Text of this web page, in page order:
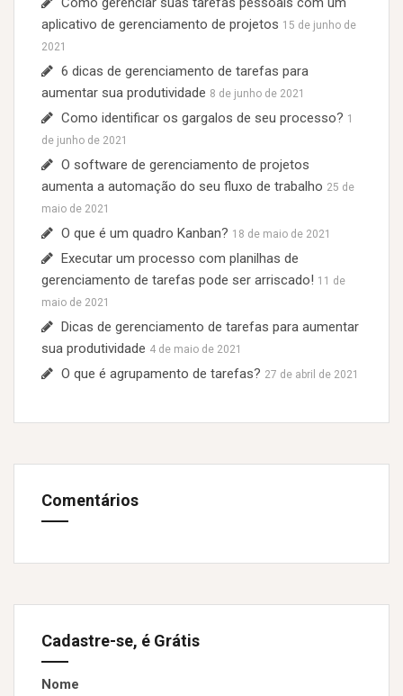
aplicativo de gerenciamento de projetos 15 de junho de
2021
6 dicas de gerenciamento de tarefas para
aumentar sua produtividade 8 de junho de 2021
Como identificar os gargalos de seu processo? 1
de junho de 2021
O software de gerenciamento de projetos
aumenta a automação do seu fluxo de trabalho 25 de
maio de 2021
O que é um quadro Kanban? 18 de maio de 2021
Executar um processo com planilhas de
gerenciamento de tarefas pode ser arriscado! 11 de
maio de 2021
Dicas de gerenciamento de tarefas para aumentar
sua produtividade 4 de maio de 2021
O que é agrupamento de tarefas? 27 de abril de 2021
Comentários
Cadastre-se, é Grátis
Nome